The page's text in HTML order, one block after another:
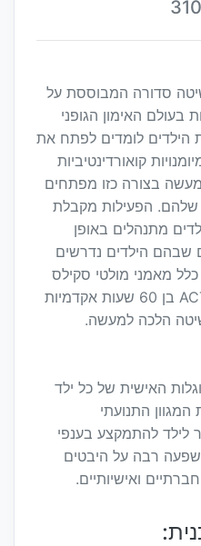
סדורה המבוססת על
רווחות בעולם האימון הגופני
הילדים לומדים לפתח את
קואורדינטיביות
בצורה כזו מפתחים
שלהם. הפעילות מקבלת
מתנהלים באופן
שבהם הילדים נדרשים
מאמני מולטי סקילס
הינם בוגרי קורס ACTIVE KIDS בן 60 שעות אקדמיות
הלכה למעשה.
האישית של כל ילד
התנועתי
לילד להתמקצע בענפי
רבה על היבטים
ואישיותיים.